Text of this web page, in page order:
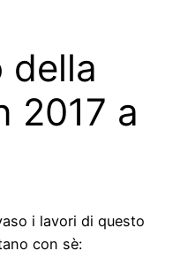
della
2017 a
i lavori di questo
con sè: